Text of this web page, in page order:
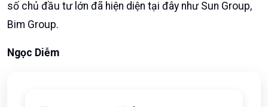
Theo quy hoạch tỉnh đến 2030, Quảng Ninh sẽ trở thành
nhiên thế giới Vịnh Hạ Long. Nhờ lợi thế về vị trí, cảnh